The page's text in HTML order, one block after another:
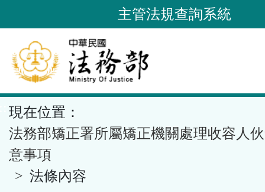
到
要
內
容
區
塊
主管法規查詢系統
現在位置：
法務部矯正署所屬矯正機關處理收容人
意事項
法條內容